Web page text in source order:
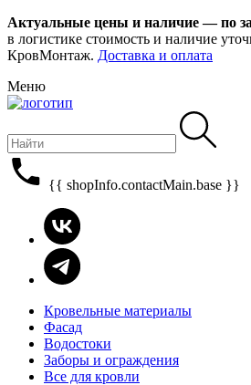
Актуальные цены и наличие — по
в логистике стоимость и наличие
КровМонтаж. Доставка и оплата
Меню
{{ shopInfo.contactMain.base }}
Кровельные материалы
Фасад
Водостоки
Заборы и ограждения
Все для кровли